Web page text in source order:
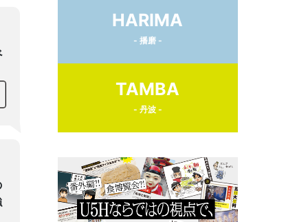
HARIMA
- 播磨 -
TAMBA
- 丹波 -